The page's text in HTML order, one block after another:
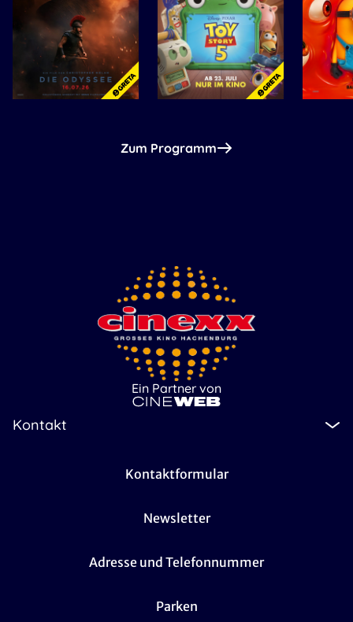
Zum Programm
Ein Partner von
Kontakt
Kontaktformular
Newsletter
Adresse und Telefonnummer
Parken